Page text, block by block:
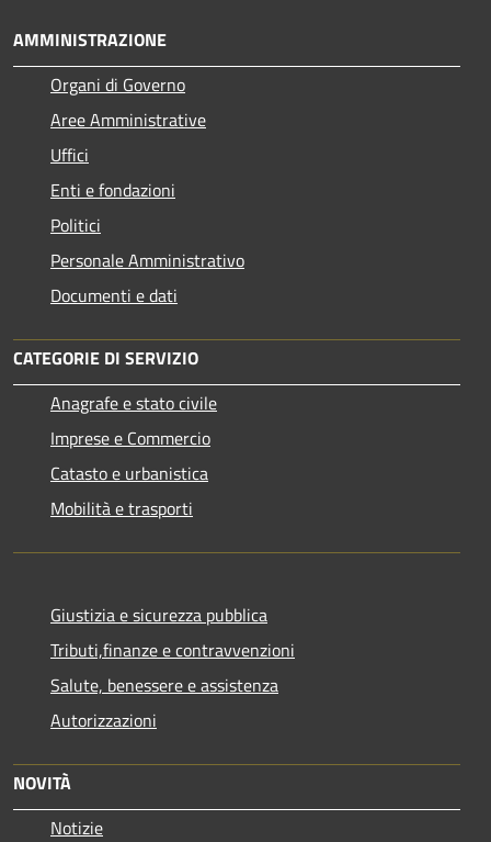
AMMINISTRAZIONE
Organi di Governo
Aree Amministrative
Uffici
Enti e fondazioni
Politici
Personale Amministrativo
Documenti e dati
CATEGORIE DI SERVIZIO
Anagrafe e stato civile
Imprese e Commercio
Catasto e urbanistica
Mobilità e trasporti
Giustizia e sicurezza pubblica
Tributi,finanze e contravvenzioni
Salute, benessere e assistenza
Autorizzazioni
NOVITÀ
Notizie